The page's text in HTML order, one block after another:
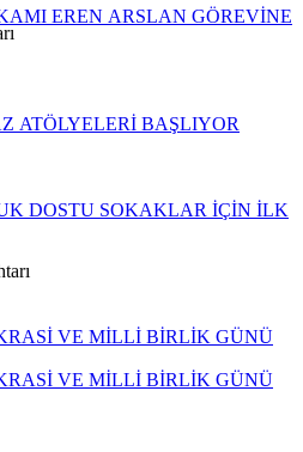
EREN ARSLAN GÖREVİNE
ATÖLYELERİ BAŞLIYOR
DOSTU SOKAKLAR İÇİN İLK
VE MİLLİ BİRLİK GÜNÜ
VE MİLLİ BİRLİK GÜNÜ